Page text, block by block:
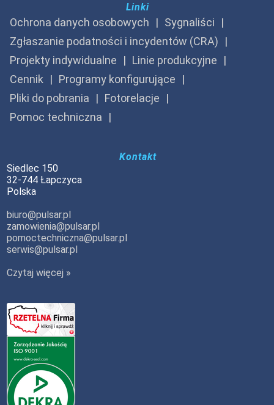
Linki
Ochrona danych osobowych
Sygnaliści
Zgłaszanie podatności i incydentów (CRA)
Projekty indywidualne
Linie produkcyjne
Cennik
Programy konfigurujące
Pliki do pobrania
Fotorelacje
Pomoc techniczna
Kontakt
Siedlec 150
32-744 Łapczyca
Polska
biuro@pulsar.pl
zamowienia@pulsar.pl
pomoctechniczna@pulsar.pl
serwis@pulsar.pl
Czytaj więcej »